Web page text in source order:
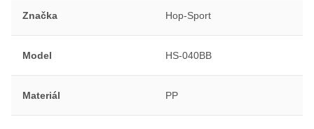
Značka Hop-Sport
Model HS-040BB
Materiál PP